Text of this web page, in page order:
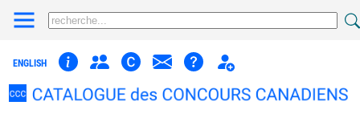
ENGLISH